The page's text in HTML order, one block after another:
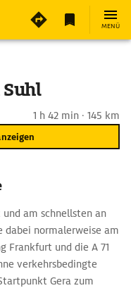
MENÜ
1 h 42 min · 145 km
am schnellsten an
normalerweise am
Frankfurt und die A 71
verkehrsbedingte
Gera zum